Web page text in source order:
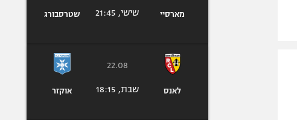
מארסיי שישי, 21:45 שטרסבורג
לאנס
22.08
שבת, 18:15 אוקזר